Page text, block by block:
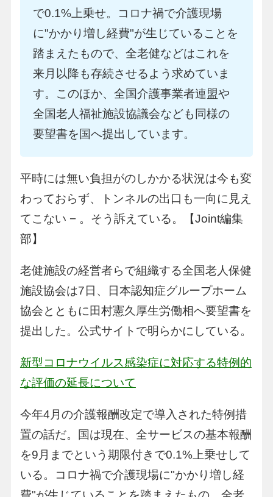
で0.1%上乗せ。コロナ禍で介護現場
に"かかり増し経費"が生じていることを
踏まえたもので、全老健などはこれを
来月以降も存続させるよう求めていま
す。このほか、全国介護事業者連盟や
全国老人福祉施設協議会なども同様の
要望書を国へ提出しています。
平時には無い負担がのしかかる状況は今も変
わっておらず、トンネルの出口も一向に見え
てこない − 。そう訴えている。【Joint編集
部】
老健施設の経営者らで組織する全国老人保健
施設協会は7日、日本認知症グループホーム
協会とともに田村憲久厚生労働相へ要望書を
提出した。公式サイトで明らかにしている。
新型コロナウイルス感染症に対応する特例的
な評価の延長について
今年4月の介護報酬改定で導入された特例措
置の話だ。国は現在、全サービスの基本報酬
を9月までという期限付きで0.1%上乗せして
いる。コロナ禍で介護現場に"かかり増し経